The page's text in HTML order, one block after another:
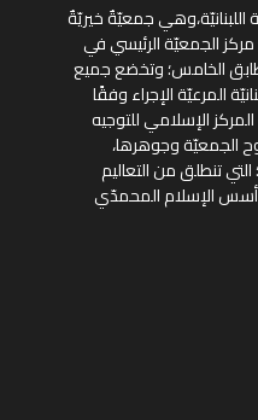
في الجمهوريّة اللبنانيّة،وهي جمعيّةٌ خيريّةٌ
الجمعيّة الرئيسي في
الخامس؛ وتخضع جميع
المرعيّة الإجراء وفقًا
الإسلامي للتوجيه
الجمعيّة وجوهرها،
تنطلق من التعاليم
أسس الإسلام المحمدّي